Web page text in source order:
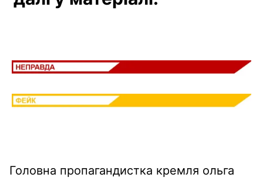
Головна пропагандистка кремля ольга